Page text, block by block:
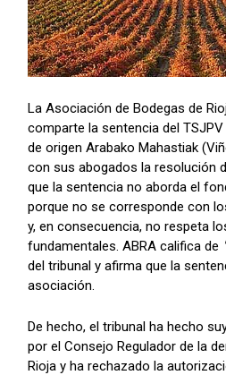
La Asociación de Bodegas de
comparte la sentencia del
de origen Arabako Mahastiak
con sus abogados la resolución
que la sentencia no aborda el
porque no se corresponde con
y, en consecuencia, no respeta
fundamentales. ABRA califica de
del tribunal y afirma que la
asociación.
De hecho, el tribunal ha hecho
por el Consejo Regulador de la
Rioja y ha rechazado la